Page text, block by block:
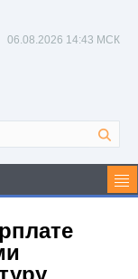
06.08.2026 14:43 МСК